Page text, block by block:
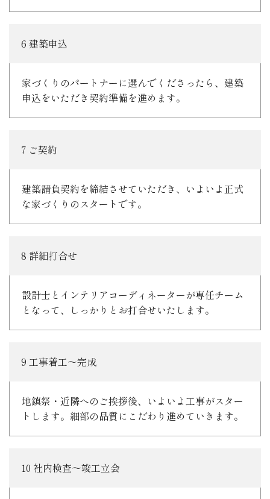
6 建築申込
家づくりのパートナーに選んでくださったら、建築
申込をいただき契約準備を進めます。
7 ご契約
建築請負契約を締結させていただき、いよいよ正式
な家づくりのスタートです。
8 詳細打合せ
設計士とインテリアコーディネーターが専任チーム
となって、しっかりとお打合せいたします。
9 工事着工～完成
地鎮祭・近隣へのご挨拶後、いよいよ工事がスター
トします。細部の品質にこだわり進めていきます。
10 社内検査～竣工立会